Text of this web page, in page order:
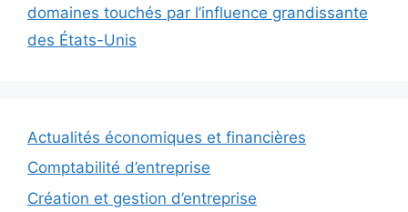
domaines touchés par l’influence grandissante
des États-Unis
Actualités économiques et financières
Comptabilité d’entreprise
Création et gestion d’entreprise